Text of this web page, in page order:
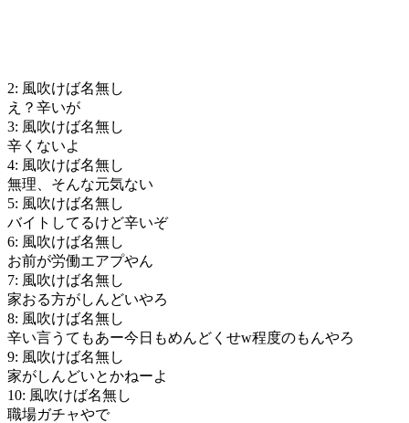
2: 風吹けば名無し
え？辛いが
3: 風吹けば名無し
辛くないよ
4: 風吹けば名無し
無理、そんな元気ない
5: 風吹けば名無し
バイトしてるけど辛いぞ
6: 風吹けば名無し
お前が労働エアプやん
7: 風吹けば名無し
家おる方がしんどいやろ
8: 風吹けば名無し
辛い言うてもあー今日もめんどくせw程度のもんやろ
9: 風吹けば名無し
家がしんどいとかねーよ
10: 風吹けば名無し
職場ガチャやで